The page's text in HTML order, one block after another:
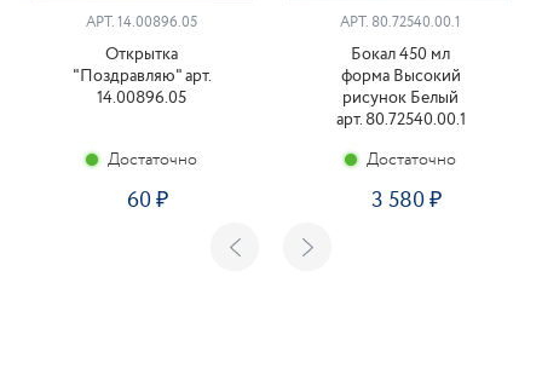
АРТ. 14.00896.05
Открытка
"Поздравляю" арт.
14.00896.05
Достаточно
60
АРТ. 80.72540.00.1
Бокал 450 мл
форма Высокий
рисунок Белый
арт. 80.72540.00.1
Достаточно
3 580